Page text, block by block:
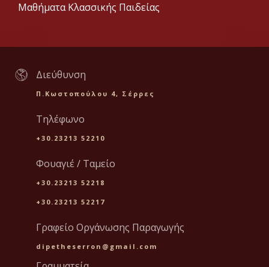
Μαθήματα Κλασσικής Παιδείας
Διεύθυνση
Π.Κωστοπούλου 4, Σέρρες
Τηλέφωνο
+30.23213 52210
Φουαγιέ / Ταμείο
+30.23213 52218
+30.23213 52217
Γραφείο Οργάνωσης Παραγωγής
dipetheserron@gmail.com